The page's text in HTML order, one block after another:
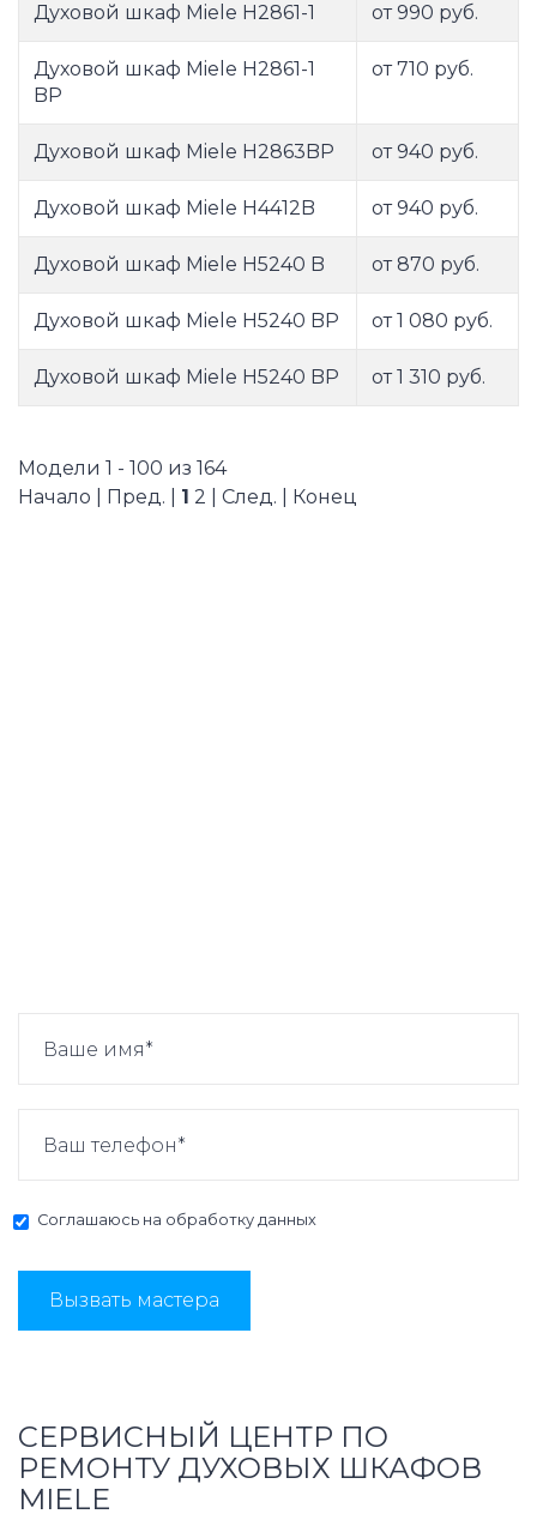
Духовой шкаф Miele H2861-1 от 990 руб.
Духовой шкаф Miele H2861-1
BP
от 710 руб.
Духовой шкаф Miele H2863BP от 940 руб.
Духовой шкаф Miele H4412B от 940 руб.
Духовой шкаф Miele H5240 B от 870 руб.
Духовой шкаф Miele H5240 BP от 1 080 руб.
Духовой шкаф Miele H5240 BP от 1 310 руб.
Модели 1 - 100 из 164
Начало | Пред. | 1 2 След. Конец
Соглашаюсь на обработку данных
Вызвать мастера
СЕРВИСНЫЙ ЦЕНТР ПО
РЕМОНТУ ДУХОВЫХ ШКАФОВ
MIELE